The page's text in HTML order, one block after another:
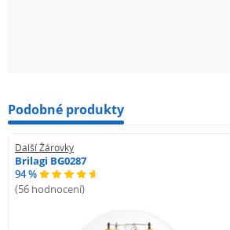
Podobné produkty
Další Žárovky
Brilagi BG0287
94 %
(56 hodnocení)